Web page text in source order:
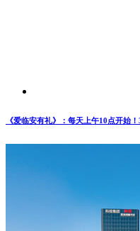
《爱临安有礼》：每天上午10点开始